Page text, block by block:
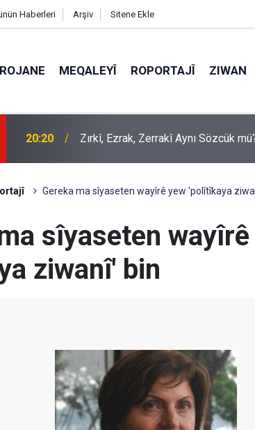
Haberleri Arşiv Sitene Ekle
ROJANE MEQALEYÎ ROPORTAJÎ ZIWAN
09:56 Ji Zilma Partîzanan Nimûneyeka
Gereka ma sîyaseten wayîrê yew 'polîtîkaya
sîyaseten
ziwanî' bin